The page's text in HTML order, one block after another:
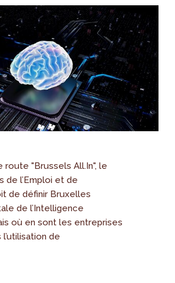
route "Brussels All.In", le
de l’Emploi et de
de définir Bruxelles
de l’Intelligence
où en sont les entreprises
de